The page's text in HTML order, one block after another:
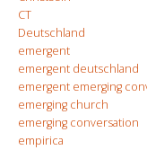
CT
Deutschland
emergent
emergent deutschland
emergent emerging
emerging church
emerging conversation
empirica